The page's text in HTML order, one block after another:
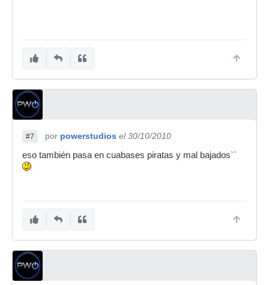
#7 por powerstudios el 30/10/2010
eso también pasa en cuabases piratas y mal bajados``